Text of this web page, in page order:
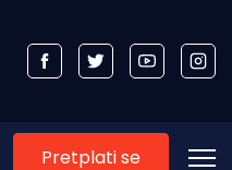
Pretplati se